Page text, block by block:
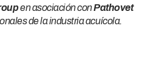
en asociación conPathovet
de la industria acuícola.